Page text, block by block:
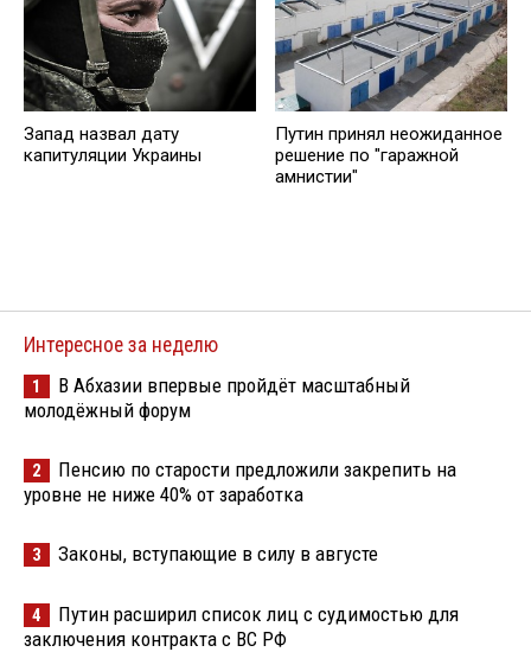
Запад назвал дату
капитуляции Украины
Путин принял неожиданное
решение по "гаражной
амнистии"
Интересное за неделю
1
В Абхазии впервые пройдёт масштабный
молодёжный форум
2
Пенсию по старости предложили закрепить на
уровне не ниже 40% от заработка
3 Законы, вступающие в силу в августе
4
Путин расширил список лиц с судимостью для
заключения контракта с ВС РФ